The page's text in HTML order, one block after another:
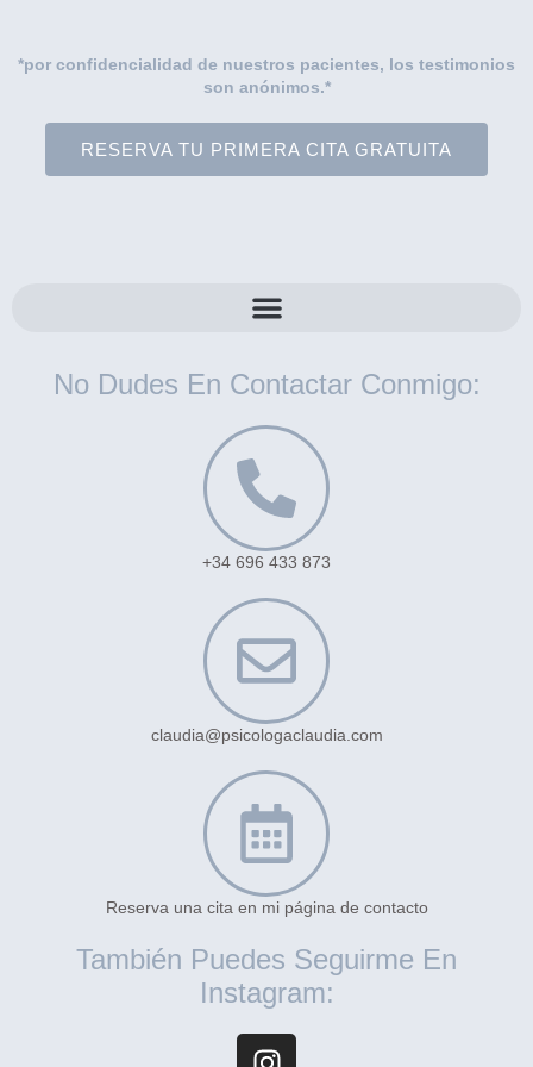
*por confidencialidad de nuestros pacientes, los testimonios
son anónimos.*
RESERVA TU PRIMERA CITA GRATUITA
No Dudes En Contactar Conmigo:
+34 696 433 873
claudia@psicologaclaudia.com
Reserva una cita en mi página de contacto
También Puedes Seguirme En
Instagram: